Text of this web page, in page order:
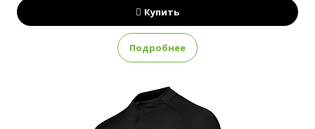
Купить
Подробнее